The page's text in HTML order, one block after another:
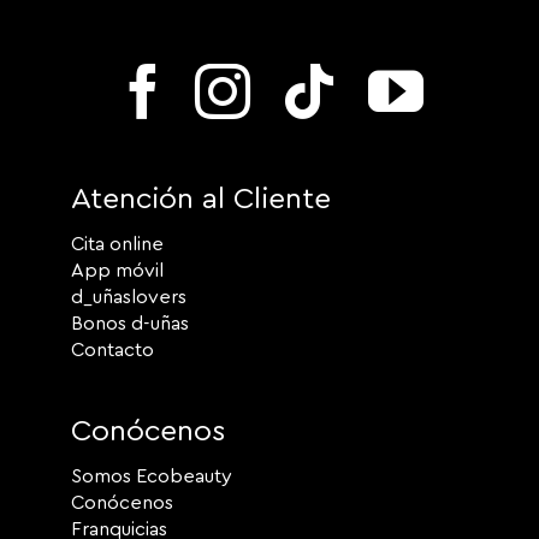
Atención al Cliente
Cita online
App móvil
d_uñaslovers
Bonos d-uñas
Contacto
Conócenos
Somos Ecobeauty
Conócenos
Franquicias